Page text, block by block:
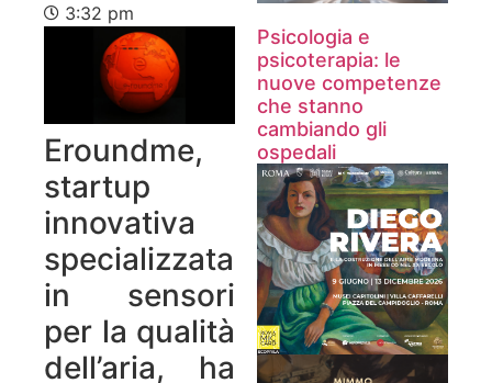
3:32 pm
Eroundme,
startup
innovativa
specializzata
in sensori
per la qualità
dell’aria, ha
Psicologia e
psicoterapia: le
nuove competenze
che stanno
cambiando gli
ospedali